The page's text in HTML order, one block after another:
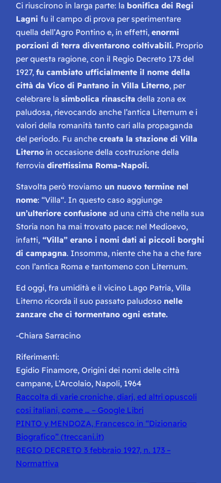
Ci riuscirono in larga parte: la bonifica dei Regi
Lagni fu il campo di prova per sperimentare
quella dell’Agro Pontino e, in effetti, enormi
porzioni di terra diventarono coltivabili. Proprio
per questa ragione, con il Regio Decreto 173 del
1927, fu cambiato ufficialmente il nome della
città da Vico di Pantano in Villa Literno, per
celebrare la simbolica rinascita della zona ex
paludosa, rievocando anche l’antica Liternum e i
valori della romanità tanto cari alla propaganda
del periodo. Fu anche creata la stazione di Villa
Literno in occasione della costruzione della
ferrovia direttissima Roma-Napoli.
Stavolta però troviamo un nuovo termine nel
nome: “Villa“. In questo caso aggiunge
un’ulteriore confusione ad una città che nella sua
Storia non ha mai trovato pace: nel Medioevo,
infatti, “Villa” erano i nomi dati ai piccoli borghi
di campagna. Insomma, niente che ha a che fare
con l’antica Roma e tantomeno con Liternum.
Ed oggi, fra umidità e il vicino Lago Patria, Villa
Literno ricorda il suo passato paludoso nelle
zanzare che ci tormentano ogni estate.
-Chiara Sarracino
Riferimenti:
Egidio Finamore, Origini dei nomi delle città
campane, L’Arcolaio, Napoli, 1964
Raccolta di varie croniche, diarj, ed altri opuscoli
cosi italiani, come … – Google Libri
PINTO y MENDOZA, Francesco in “Dizionario
Biografico” (treccani.it)
REGIO DECRETO 3 febbraio 1927, n. 173 –
Normattiva